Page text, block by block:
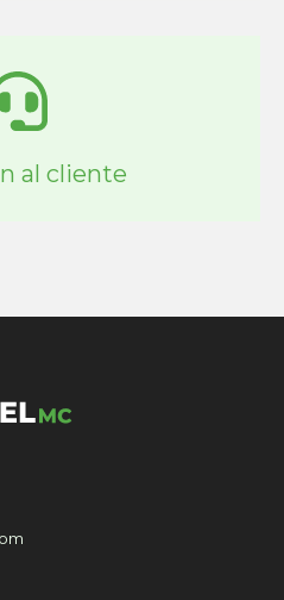
al cliente